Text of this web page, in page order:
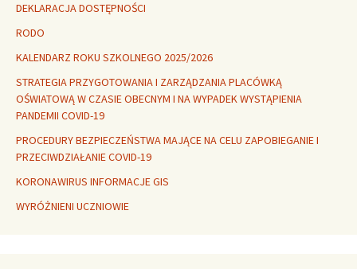
DEKLARACJA DOSTĘPNOŚCI
RODO
KALENDARZ ROKU SZKOLNEGO 2025/2026
STRATEGIA PRZYGOTOWANIA I ZARZĄDZANIA PLACÓWKĄ
OŚWIATOWĄ W CZASIE OBECNYM I NA WYPADEK WYSTĄPIENIA
PANDEMII COVID-19
PROCEDURY BEZPIECZEŃSTWA MAJĄCE NA CELU ZAPOBIEGANIE I
PRZECIWDZIAŁANIE COVID-19
KORONAWIRUS INFORMACJE GIS
WYRÓŻNIENI UCZNIOWIE